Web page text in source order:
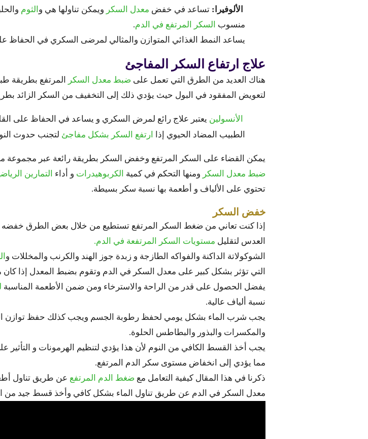
الألوفيرا: تساعد في خفض معدل السكر ويمكن تناولها هي و الثوم
منسوب السكر المرتفع في الدم.
يساعد النمط الغذائي المتوازن والمثالي لمرضى السكري في الحفاظ
علاج ارتفاع السكر المفاجئ
هناك العديد من الطرق التي تعمل على ضبط معدل السكر
المرتفع بطريقة
لتعويض المفقود في البول حيث يؤدي ذلك إلى التخفيف من السكر الزائد
الأنسولين يعتبر علاج رائع لمرض السكري و يساعد في الحفاظ على
الطبيب المضاد الحيوي إذا
ارتفع السكر بشكل مفاجئ لتجنب حدوث
يمكن القضاء على السكر المرتفع وخفض السكر بطريقة رائعة عبر
ضبط معدل السكر ومنها التحكم في كمية الكربوهيدرات و أداء التمارين
تحتوي على الألياف و أطعمة بها نسبة سكر بسيطة.
خفض السكر
إذا كنت تعاني من ضغط السكر المرتفع تستطيع من خلال بعض الطرق خفضه
العدس لتقليل مستويات السكر المرتفعة في الدم.
الشوكولاتة الداكنة والفواكه الطازجة و زبدة جوز الهند والكرنب والمخللات و
التي تؤثر بشكل كبير على معدل السكر في الدم وتقوم بضبط المعدل إذا كان
يفضل الحصول على قدر من الراحة والاسترخاء ومن ضمن الأطعمة المناسبة
نسبة ألياف عالية.
يجب شرب الماء بشكل يومي لحفظ رطوبة الجسم ويجب كذلك حفظ توازن
والمكسرات والبذور والبطاطس الحلوة.
يجب أخذ القسط الكافي من النوم لأن هذا يؤدي لتنظيم الهرمونات و
مما يؤدي إلى انخفاض مستوى سكر الدم المرتفع.
ذكرنا في هذا المقال كيفية التعامل مع ضغط الدم المرتفع عن طريق تناول
معدل السكر في الدم عن طريق تناول الماء بشكل كافي وأخذ قسط جيد من